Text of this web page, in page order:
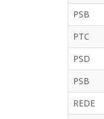
PSB
PTC
PSD
PSB
REDE